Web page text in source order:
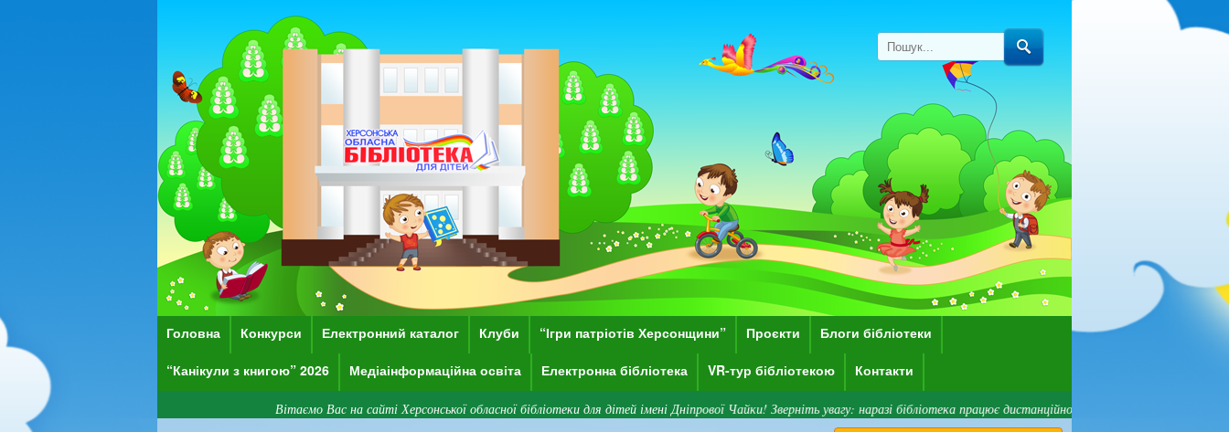
Головна Конкурси Електронний каталог Клуби “Ігри патріотів Херсонщини” Проєкти Блоги бібліотеки
“Канікули з книгою” 2026 Медіаінформаційна освіта Електронна бібліотека VR-тур бібліотекою Контакти
Вітаємо Вас на сайті Херсонської обласної бібліотеки для дітей імені Дніпрової Чайки! Зверніть увагу: наразі бібліотека працює дистанційно.